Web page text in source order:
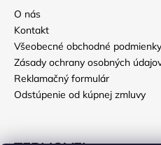
O nás
Kontakt
Všeobecné obchodné podmienky
Zásady ochrany osobných
Reklamačný formulár
Odstúpenie od kúpnej zmluvy